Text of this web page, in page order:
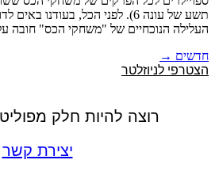
תשע של עונה 6). לפני הכל, בעודנו
העלילה הנוכחיים של "משחקי הכס" חובה
חדשים →
הצטרפי לניוזלטר
רוצה להיות חלק
יצירת קשר